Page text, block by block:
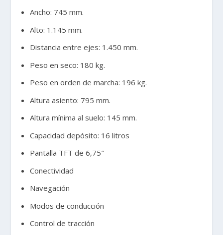
Ancho: 745 mm.
Alto: 1.145 mm.
Distancia entre ejes: 1.450 mm.
Peso en seco: 180 kg.
Peso en orden de marcha: 196 kg.
Altura asiento: 795 mm.
Altura mínima al suelo: 145 mm.
Capacidad depósito: 16 litros
Pantalla TFT de 6,75″
Conectividad
Navegación
Modos de conducción
Control de tracción